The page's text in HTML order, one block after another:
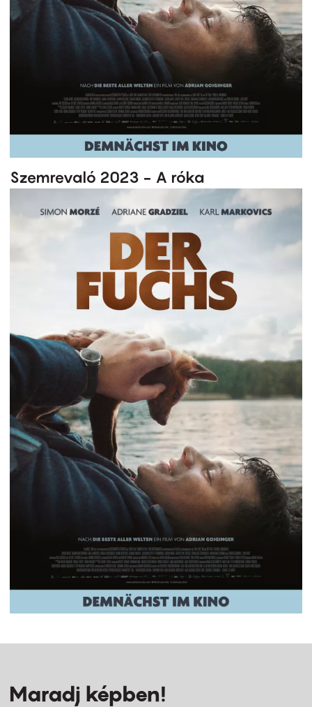
Szemrevaló 2023 - A róka
Maradj képben!